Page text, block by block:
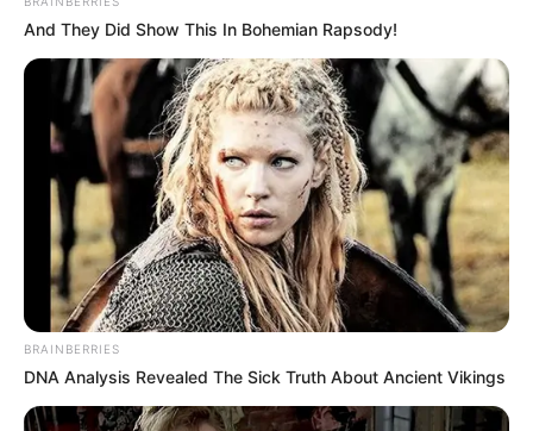
Tak niewielka zmiana względem„Nosferatu” kinowego może
mocno rozczarować. W dyskusjach otaczających reżyserską
wersję padały przecież spekulacje owersji trzygodzinnej.
W Polsce na film będziemy musieli jeszcze dość długo
poczekać. Premiera kinowa została zaplanowana na dopiero
21 lutego
. W najbliższy weekend (od 24 stycznia) w
niektórych miastach w naszym kraju organizowane będą
natomiastpokazy przedpremierowe. W międzyczasie
zerknijcie nanowy zwiastun, któryFocus Features
udostępniło wraz z dzisiejszym debiutem „Nosferatu” w USA.
And They Did Show This In Bohemian Rapsody!
BRAINBERRIES
DNA Analysis Revealed The Sick Truth About Ancient Vikings